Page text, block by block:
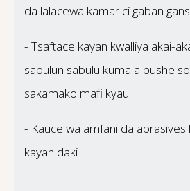
da lalacewa kamar ci gaban
- Tsaftace kayan kwalliya akai-
sabulun sabulu kuma a bushe
sakamako mafi kyau.
- Kauce wa amfani da abrasives
kayan daki